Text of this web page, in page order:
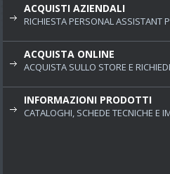
ACQUISTI AZIENDALI
RICHIESTA PERSONAL ASSISTANT
ACQUISTA ONLINE
ACQUISTA SULLO STORE E
INFORMAZIONI PRODOTTI
CATALOGHI, SCHEDE TECNICHE E